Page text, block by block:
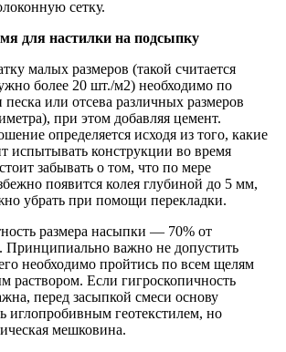
сетку.
для настилки на подсыпку
малых размеров (такой считается
более 20 шт./м2) необходимо по
или отсева различных размеров
при этом добавляя цемент.
определяется исходя из того, какие
испытывать конструкции во время
забывать о том, что по мере
появится колея глубиной до 5 мм,
убрать при помощи перекладки.
размера насыпки — 70% от
Принципиально важно не допустить
необходимо пройтись по всем щелям
раствором. Если гигроскопичность
перед засыпкой смеси основу
иглопробивным геотекстилем, но
мешковина.